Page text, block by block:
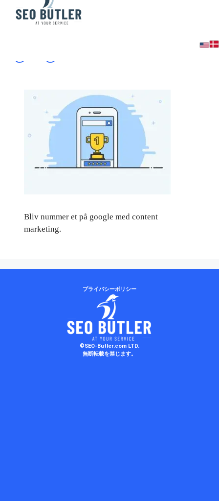
Content marketing –
Bliv nummer et på google med content
marketing.
プライバシーポリシー
©SEO-Butler.com LTD.
無断転載を禁じます。